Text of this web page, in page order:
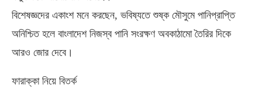
বিশেষজ্ঞদের একাংশ মনে করছেন, ভবিষ্যতে শুষ্ক মৌসুমে পানিপ্রাপ্তি
অনিশ্চিত হলে বাংলাদেশ নিজস্ব পানি সংরক্ষণ অবকাঠামো তৈরির দিকে
আরও জোর দেবে।
ফারাক্কা নিয়ে বিতর্ক